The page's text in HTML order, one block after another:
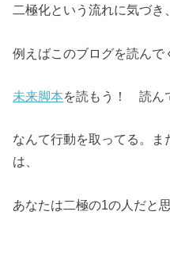
二極化という流れに気づき
例えばこのブログを読んで
未来脚本を読もう！ 読ん
なんて行動を取ってる。ま
は、
あなたは二極の1の人だと